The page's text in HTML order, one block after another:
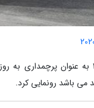
رنو از اسپیس 2020 به عنوان
می باشد رونمایی کرد.